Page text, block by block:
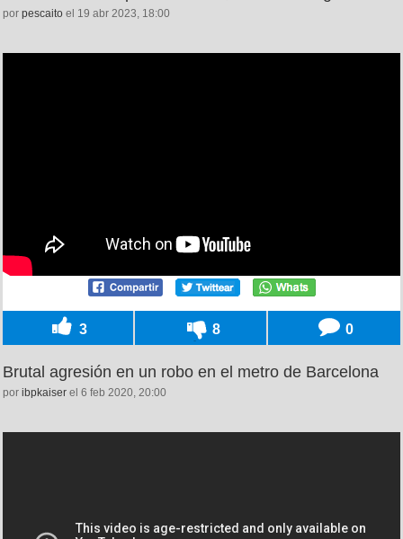
por pescaito el 19 abr 2023, 18:00
3 8 0
Brutal agresión en un robo en el metro de Barcelona
por ibpkaiser el 6 feb 2020, 20:00